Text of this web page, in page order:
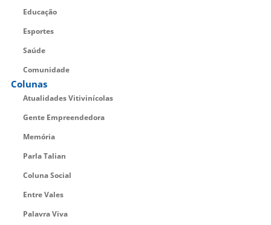
Educação
Esportes
Saúde
Comunidade
Colunas
Atualidades Vitivinícolas
Gente Empreendedora
Memória
Parla Talian
Coluna Social
Entre Vales
Palavra Viva